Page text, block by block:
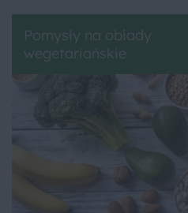
Pomysły na obiady
wegetariańskie